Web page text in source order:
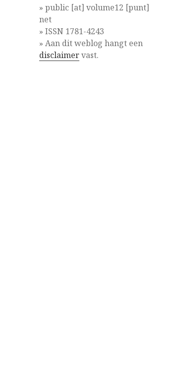
» public [at] volume12 [punt]
net
» ISSN 1781-4243
» Aan dit weblog hangt een
disclaimervast.